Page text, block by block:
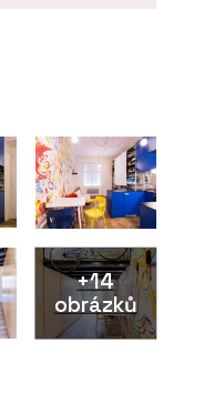
+14
obrázků